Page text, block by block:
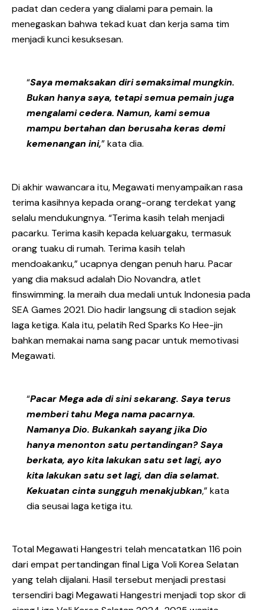
padat dan cedera yang dialami para pemain. Ia
menegaskan bahwa tekad kuat dan kerja sama tim
menjadi kunci kesuksesan.
“Saya memaksakan diri semaksimal mungkin.
Bukan hanya saya, tetapi semua pemain juga
mengalami cedera. Namun, kami semua
mampu bertahan dan berusaha keras demi
kemenangan ini,” kata dia.
Di akhir wawancara itu, Megawati menyampaikan rasa
terima kasihnya kepada orang-orang terdekat yang
selalu mendukungnya. “Terima kasih telah menjadi
pacarku. Terima kasih kepada keluargaku, termasuk
orang tuaku di rumah. Terima kasih telah
mendoakanku,” ucapnya dengan penuh haru. Pacar
yang dia maksud adalah Dio Novandra, atlet
finswimming. Ia meraih dua medali untuk Indonesia pada
SEA Games 2021. Dio hadir langsung di stadion sejak
laga ketiga. Kala itu, pelatih Red Sparks Ko Hee-jin
bahkan memakai nama sang pacar untuk memotivasi
Megawati.
“Pacar Mega ada di sini sekarang. Saya terus
memberi tahu Mega nama pacarnya.
Namanya Dio. Bukankah sayang jika Dio
hanya menonton satu pertandingan? Saya
berkata, ayo kita lakukan satu set lagi, ayo
kita lakukan satu set lagi, dan dia selamat.
Kekuatan cinta sungguh menakjubkan,” kata
dia seusai laga ketiga itu.
Total Megawati Hangestri telah mencatatkan 116 poin
dari empat pertandingan final Liga Voli Korea Selatan
yang telah dijalani. Hasil tersebut menjadi prestasi
tersendiri bagi Megawati Hangestri menjadi top skor di